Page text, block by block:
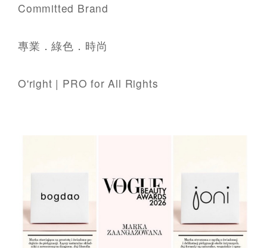
Committed Brand
專業．綠色．時尚
O'right | PRO for All Rights